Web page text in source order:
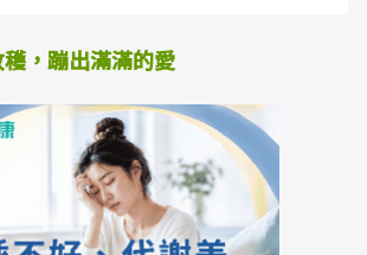
，蹦出滿滿的愛